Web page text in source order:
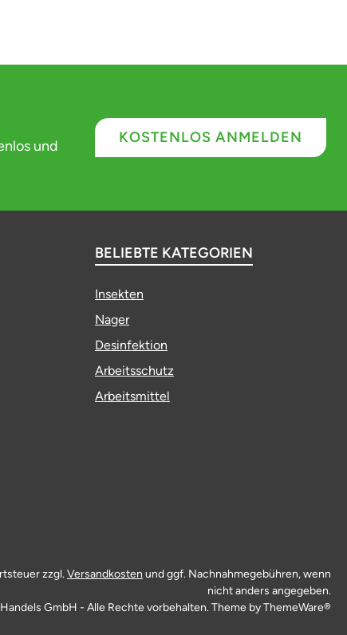
und
KOSTENLOS ANMELDEN
BELIEBTE KATEGORIEN
Insekten
Nager
Desinfektion
Arbeitsschutz
Arbeitsmittel
zzgl. Versandkosten und ggf. Nachnahmegebühren, wenn
nicht anders angegeben.
GmbH - Alle Rechte vorbehalten. Theme byThemeWare®